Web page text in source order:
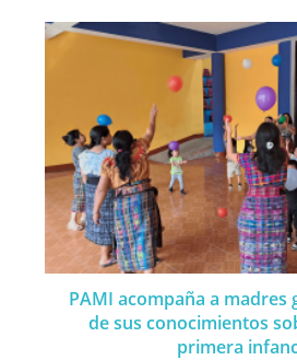
PAMI acompaña a madres
de sus conocimientos
primera